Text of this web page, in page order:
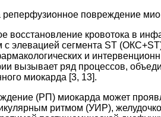
реперфузионное повреждение
восстановление кровотока в
элевацией сегмента ST
и
вызывает ряд процессов,
миокарда [3, 13].
(РП) миокарда может
ритмом (УИР),